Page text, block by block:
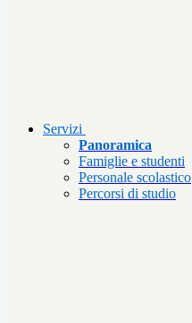
Servizi
Panoramica
Famiglie e studenti
Personale scolastico
Percorsi di studio